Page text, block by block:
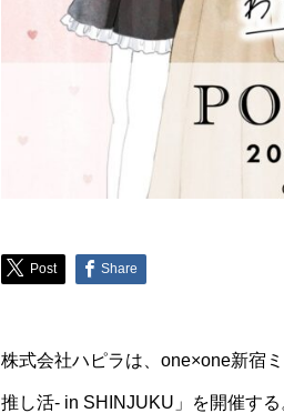
Post Share
株式会社ハピラは、one×one新宿
推し活- in SHINJUKU」を開催す
Next